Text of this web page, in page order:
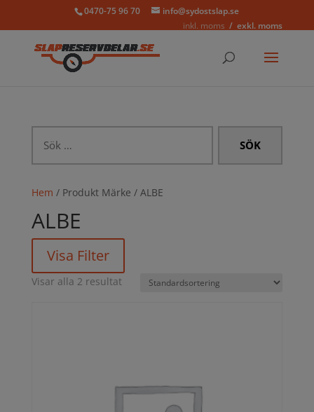
0470-75 96 70
info@sydostslap.se
inkl. moms
exkl. moms
efter:
Hem / Produkt Märke / ALBE
ALBE
Visa Filter
Visar alla 2 resultat